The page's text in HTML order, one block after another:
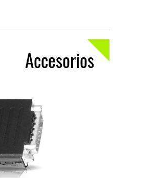
Accesorios